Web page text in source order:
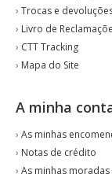
› Trocas e
› Livro de
› CTT Tracking
› Mapa do Site
A minha
› As minhas
› Notas de crédito
› As minhas moradas